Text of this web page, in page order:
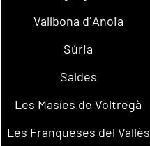
Vallbona d´Anoia
Súria
Saldes
Les Masíes de Voltregà
Les Franqueses del Vallès